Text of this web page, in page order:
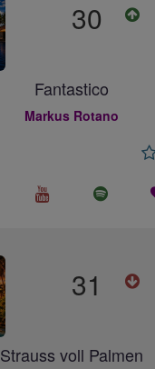
30
Fantastico
Markus Rotano
31
Strauss voll Palmen